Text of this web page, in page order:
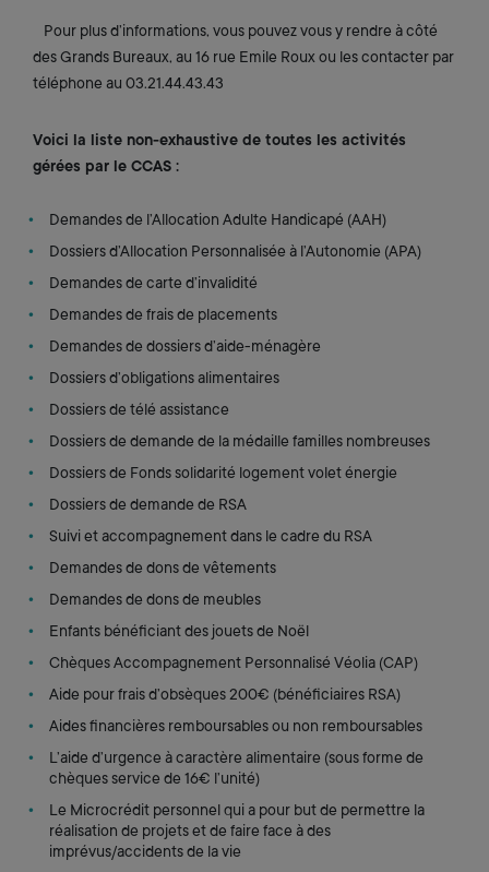
Pour plus d’informations, vous pouvez vous y rendre à côté
des Grands Bureaux, au 16 rue Emile Roux ou les contacter par
téléphone au 03.21.44.43.43
Voici la liste non-exhaustive de toutes les activités
gérées par le CCAS :
Demandes de l’Allocation Adulte Handicapé (AAH)
Dossiers d’Allocation Personnalisée à l’Autonomie (APA)
Demandes de carte d’invalidité
Demandes de frais de placements
Demandes de dossiers d’aide-ménagère
Dossiers d’obligations alimentaires
Dossiers de télé assistance
Dossiers de demande de la médaille familles nombreuses
Dossiers de Fonds solidarité logement volet énergie
Dossiers de demande de RSA
Suivi et accompagnement dans le cadre du RSA
Demandes de dons de vêtements
Demandes de dons de meubles
Enfants bénéficiant des jouets de Noël
Chèques Accompagnement Personnalisé Véolia (CAP)
Aide pour frais d’obsèques 200€ (bénéficiaires RSA)
Aides financières remboursables ou non remboursables
L’aide d’urgence à caractère alimentaire (sous forme de
chèques service de 16€ l’unité)
Le Microcrédit personnel qui a pour but de permettre la
réalisation de projets et de faire face à des
imprévus/accidents de la vie